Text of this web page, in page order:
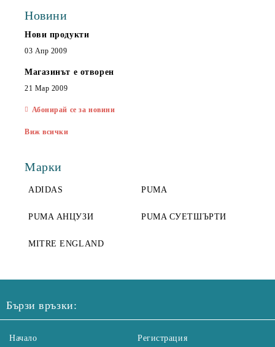
Новини
Нови продукти
03 Апр 2009
Магазинът е отворен
21 Мар 2009
Абонирай се за новини
Виж всички
Марки
ADIDAS PUMA
PUMA АНЦУЗИ PUMA СУЕТШЪРТИ
MITRE ENGLAND
Бързи връзки:
Начало Регистрация